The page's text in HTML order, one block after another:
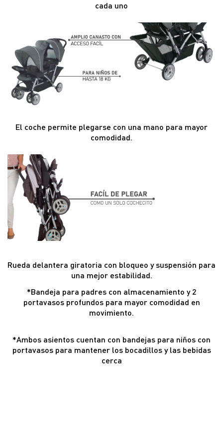
cada uno
El coche permite plegarse con una mano para mayor
comodidad.
Rueda delantera giratoria con bloqueo y suspensión para
una mejor estabilidad.
*Bandeja para padres con almacenamiento y 2
portavasos profundos para mayor comodidad en
movimiento.
*Ambos asientos cuentan con bandejas para niños con
portavasos para mantener los bocadillos y las bebidas
cerca